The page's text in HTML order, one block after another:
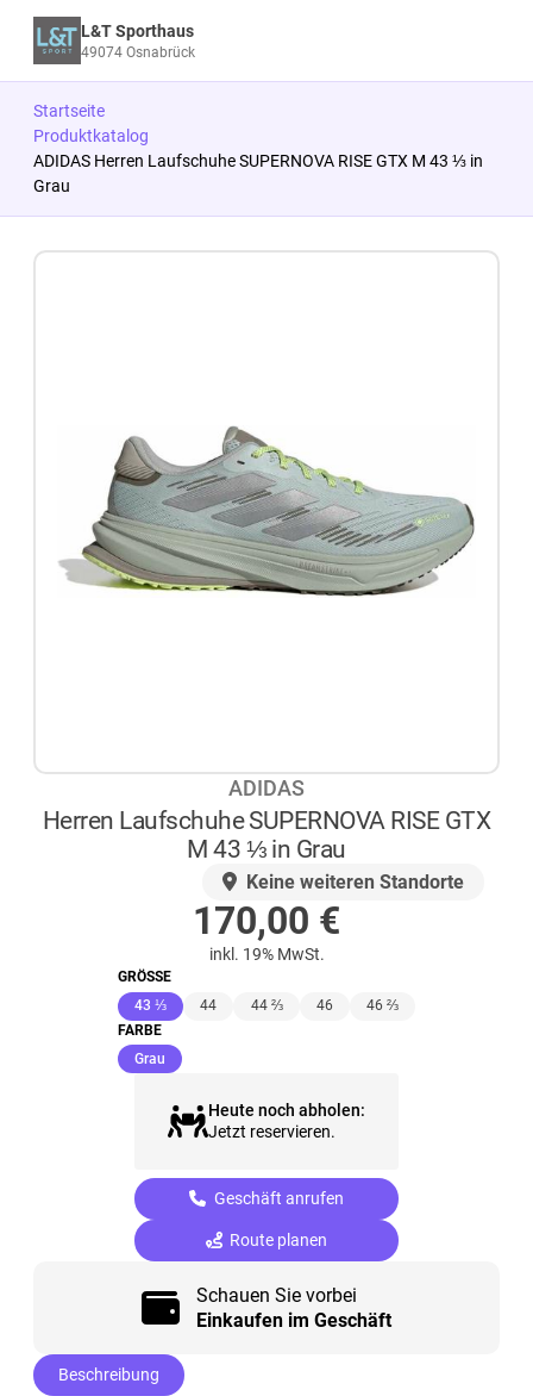
L&T Sporthaus
49074 Osnabrück
Startseite
Produktkatalog
ADIDAS Herren Laufschuhe SUPERNOVA RISE GTX M 43 ⅓ in
Grau
ADIDAS
Herren Laufschuhe SUPERNOVA RISE GTX
M 43 ⅓ in Grau
Keine weiteren Standorte
170,00 €
inkl. 19% MwSt.
GRÖSSE
43 ⅓(ausgewählt)
44 44 ⅔ 46
46 ⅔
FARBE
Grau (ausgewählt)
Heute noch abholen:
Jetzt reservieren.
Geschäft anrufen
Route planen
Schauen Sie vorbei
Einkaufen im Geschäft
Beschreibung